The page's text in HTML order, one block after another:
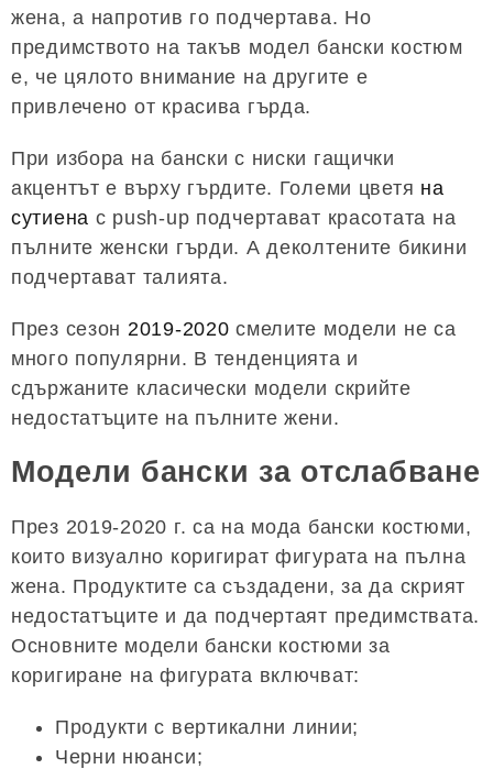
жена, а напротив го подчертава. Но
предимството на такъв модел бански костюм
е, че цялото внимание на другите е
привлечено от красива гърда.
При избора на бански с ниски гащички
акцентът е върху гърдите. Големи цветя на
сутиена с push-up подчертават красотата на
пълните женски гърди. А деколтените бикини
подчертават талията.
През сезон 2019-2020 смелите модели не са
много популярни. В тенденцията и
сдържаните класически модели скрийте
недостатъците на пълните жени.
Модели бански за отслабване
През 2019-2020 г. са на мода бански костюми,
които визуално коригират фигурата на пълна
жена. Продуктите са създадени, за да скрият
недостатъците и да подчертаят предимствата.
Основните модели бански костюми за
коригиране на фигурата включват:
Продукти с вертикални линии;
Черни нюанси;